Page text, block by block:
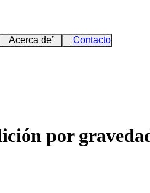
Acerca de Contacto
por